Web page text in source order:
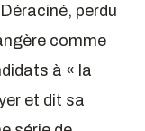
perdu
comme
à « la
et dit sa